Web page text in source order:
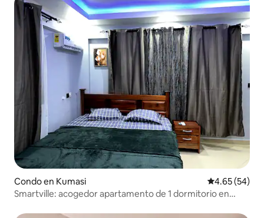
Condo en Kumasi Calificación
4.65 (54)
Smartville: acogedor apartamento de 1 dormitorio en